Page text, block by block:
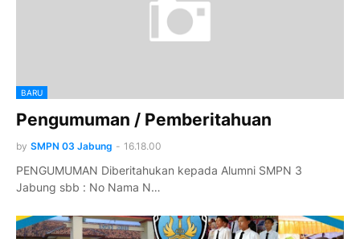
BARU
Pengumuman / Pemberitahuan
by SMPN 03 Jabung - 16.18.00
PENGUMUMAN Diberitahukan kepada Alumni SMPN 3
Jabung sbb : No Nama N…